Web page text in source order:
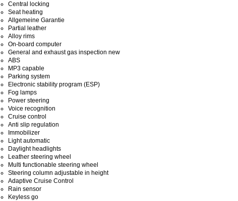
Central locking
Seat heating
Allgemeine Garantie
Partial leather
Alloy rims
On-board computer
General and exhaust gas inspection new
ABS
MP3 capable
Parking system
Electronic stability program (ESP)
Fog lamps
Power steering
Voice recognition
Cruise control
Anti slip regulation
Immobilizer
Light automatic
Daylight headlights
Leather steering wheel
Multi functionable steering wheel
Steering column adjustable in height
Adaptive Cruise Control
Rain sensor
Keyless go